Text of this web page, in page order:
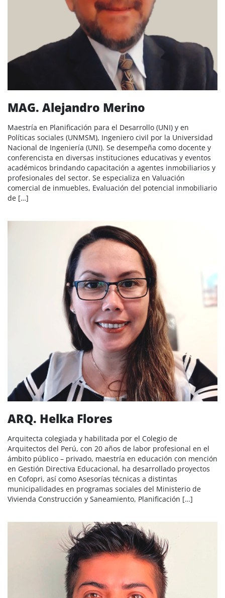
MAG. Alejandro Merino
Maestría en Planificación para el Desarrollo (UNI) y en
Políticas sociales (UNMSM), Ingeniero civil por la Universidad
Nacional de Ingeniería (UNI). Se desempeña como docente y
conferencista en diversas instituciones educativas y eventos
académicos brindando capacitación a agentes inmobiliarios y
profesionales del sector. Se especializa en Valuación
comercial de inmuebles, Evaluación del potencial inmobiliario
de […]
ARQ. Helka Flores
Arquitecta colegiada y habilitada por el Colegio de
Arquitectos del Perú, con 20 años de labor profesional en el
ámbito público – privado, maestría en educación con mención
en Gestión Directiva Educacional, ha desarrollado proyectos
en Cofopri, así como Asesorías técnicas a distintas
municipalidades en programas sociales del Ministerio de
Vivienda Construcción y Saneamiento, Planificación […]